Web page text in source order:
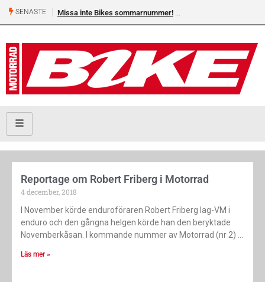
SENASTE Missa inte Bikes sommarnummer!
Reportage om Robert Friberg i Motorrad
4 december, 2018
I November körde enduroföraren Robert Friberg lag-VM i
enduro och den gångna helgen körde han den beryktade
Novemberkåsan. I kommande nummer av Motorrad (nr 2)
Läs mer »